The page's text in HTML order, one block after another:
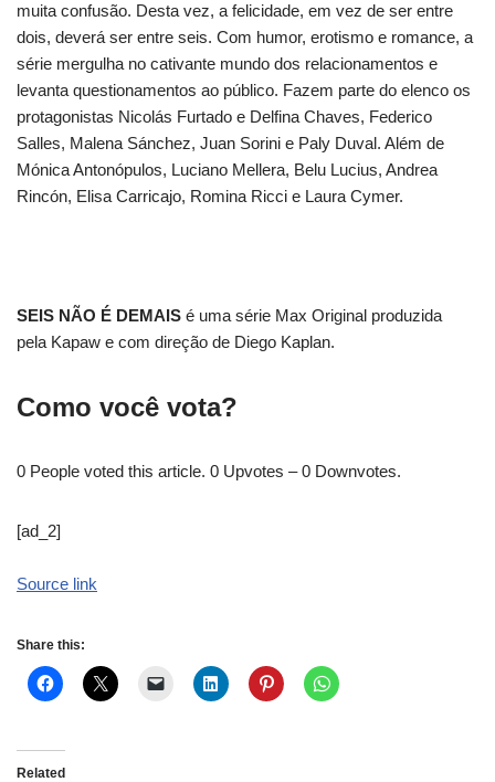
muita confusão. Desta vez, a felicidade, em vez de ser entre
dois, deverá ser entre seis. Com humor, erotismo e romance, a
série mergulha no cativante mundo dos relacionamentos e
levanta questionamentos ao público. Fazem parte do elenco os
protagonistas Nicolás Furtado e Delfina Chaves, Federico
Salles, Malena Sánchez, Juan Sorini e Paly Duval. Além de
Mónica Antonópulos, Luciano Mellera, Belu Lucius, Andrea
Rincón, Elisa Carricajo, Romina Ricci e Laura Cymer.
SEIS NÃO É DEMAIS é uma série Max Original produzida
pela Kapaw e com direção de Diego Kaplan.
Como você vota?
0 People voted this article. 0 Upvotes – 0 Downvotes.
[ad_2]
Source link
Share this:
Related